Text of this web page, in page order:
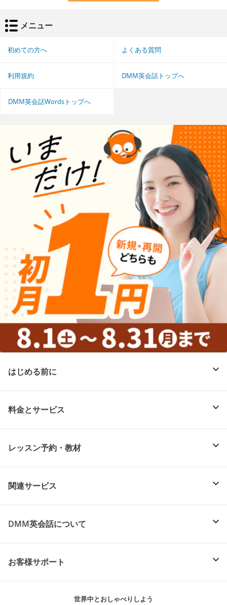
メニュー
初めての方へ よくある質問
利用規約 DMM英会話トップへ
DMM英会話Wordsトップへ
はじめる前に
料金とサービス
レッスン予約・教材
関連サービス
DMM英会話について
お客様サポート
世界中とおしゃべりしよう